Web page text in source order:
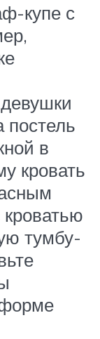
купе с
постель
в
кровать
тумбу-